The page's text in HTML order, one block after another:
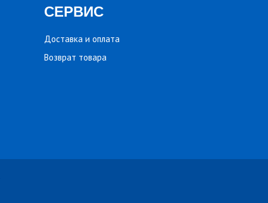
СЕРВИС
Доставка и оплата
Возврат товара